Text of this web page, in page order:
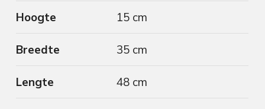
Hoogte 15 cm
Breedte 35 cm
Lengte 48 cm